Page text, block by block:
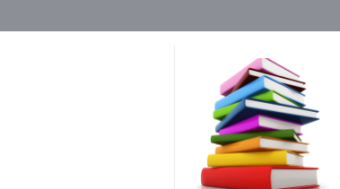
Aktualności